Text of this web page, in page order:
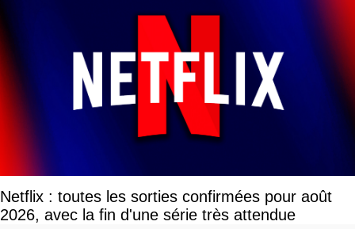
Netflix : toutes les sorties confirmées pour août
2026, avec la fin d'une série très attendue